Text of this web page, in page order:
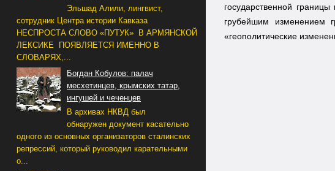
государственной
грубейшим изменением
«геополитические
Эльшад Алили, лингвист,
сотрудник Центра истории Кавказа
НЕСПРОСТА СЛОВО «ПУТУК» В АРМЯНСКОЙ
ЛЕКСИКЕ ПОЯВЛЯЕТСЯ ИМЕННО В
СЛОВАРЯХ,...
Богдан Кобулов: палач
месхетинцев, крымских татар,
ингушей и чеченцев
В архивах НКВД был
обнаружен документ касательно
одного из основных организаторов сталинских
репрессий, который руководил карательными
о...